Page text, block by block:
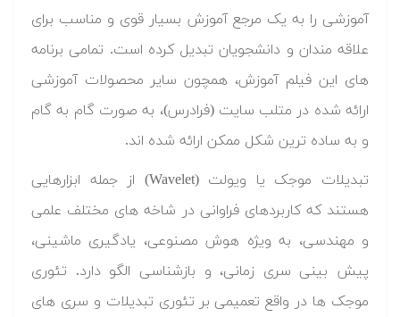
آموزشی را به یک مرجع آموزش بسیار قوی و مناسب برای
علاقه مندان و دانشجویان تبدیل کرده است. تمامی برنامه
های این فیلم آموزش، همچون سایر محصولات آموزشی
ارائه شده در متلب سایت (فرادرس)، به صورت گام به گام
و به ساده ترین شکل ممکن ارائه شده اند.
تبدیلات موجک یا ویولت (Wavelet) از جمله ابزارهایی
هستند که کاربردهای فراوانی در شاخه های مختلف علمی
و مهندسی، به ویژه هوش مصنوعی، یادگیری ماشینی،
پیش بینی سری زمانی، و بازشناسی الگو دارد. تئوری
موجک ها در واقع تعمیمی بر تئوری تبدیلات و سری های